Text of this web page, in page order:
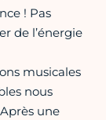
! Pas
de l’énergie
musicales
nous
une